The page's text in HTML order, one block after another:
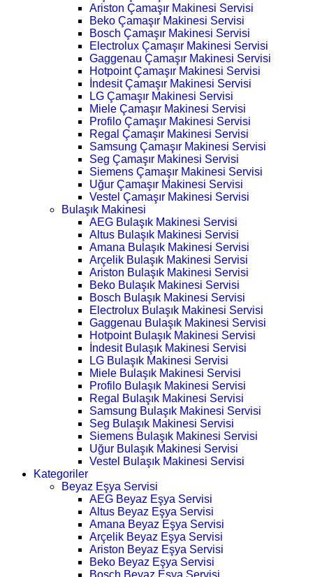
Ariston Çamaşır Makinesi Servisi
Beko Çamaşır Makinesi Servisi
Bosch Çamaşır Makinesi Servisi
Electrolux Çamaşır Makinesi Servisi
Gaggenau Çamaşır Makinesi Servisi
Hotpoint Çamaşır Makinesi Servisi
İndesit Çamaşır Makinesi Servisi
LG Çamaşır Makinesi Servisi
Miele Çamaşır Makinesi Servisi
Profilo Çamaşır Makinesi Servisi
Regal Çamaşır Makinesi Servisi
Samsung Çamaşır Makinesi Servisi
Seg Çamaşır Makinesi Servisi
Siemens Çamaşır Makinesi Servisi
Uğur Çamaşır Makinesi Servisi
Vestel Çamaşır Makinesi Servisi
Bulaşık Makinesi
AEG Bulaşık Makinesi Servisi
Altus Bulaşık Makinesi Servisi
Amana Bulaşık Makinesi Servisi
Arçelik Bulaşık Makinesi Servisi
Ariston Bulaşık Makinesi Servisi
Beko Bulaşık Makinesi Servisi
Bosch Bulaşık Makinesi Servisi
Electrolux Bulaşık Makinesi Servisi
Gaggenau Bulaşık Makinesi Servisi
Hotpoint Bulaşık Makinesi Servisi
İndesit Bulaşık Makinesi Servisi
LG Bulaşık Makinesi Servisi
Miele Bulaşık Makinesi Servisi
Profilo Bulaşık Makinesi Servisi
Regal Bulaşık Makinesi Servisi
Samsung Bulaşık Makinesi Servisi
Seg Bulaşık Makinesi Servisi
Siemens Bulaşık Makinesi Servisi
Uğur Bulaşık Makinesi Servisi
Vestel Bulaşık Makinesi Servisi
Kategoriler
Beyaz Eşya Servisi
AEG Beyaz Eşya Servisi
Altus Beyaz Eşya Servisi
Amana Beyaz Eşya Servisi
Arçelik Beyaz Eşya Servisi
Ariston Beyaz Eşya Servisi
Beko Beyaz Eşya Servisi
Bosch Beyaz Eşya Servisi